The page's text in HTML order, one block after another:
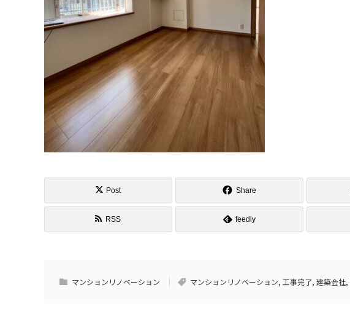
Post Share
RSS feedly
マンションリノベーション マンションリノベーション, 工事完了, 建築会社,